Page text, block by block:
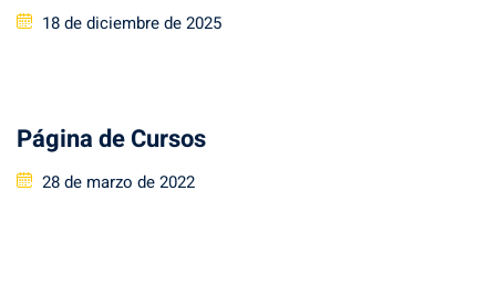
Posted
18 de diciembre de 2025
Página de Cursos
Posted
28 de marzo de 2022